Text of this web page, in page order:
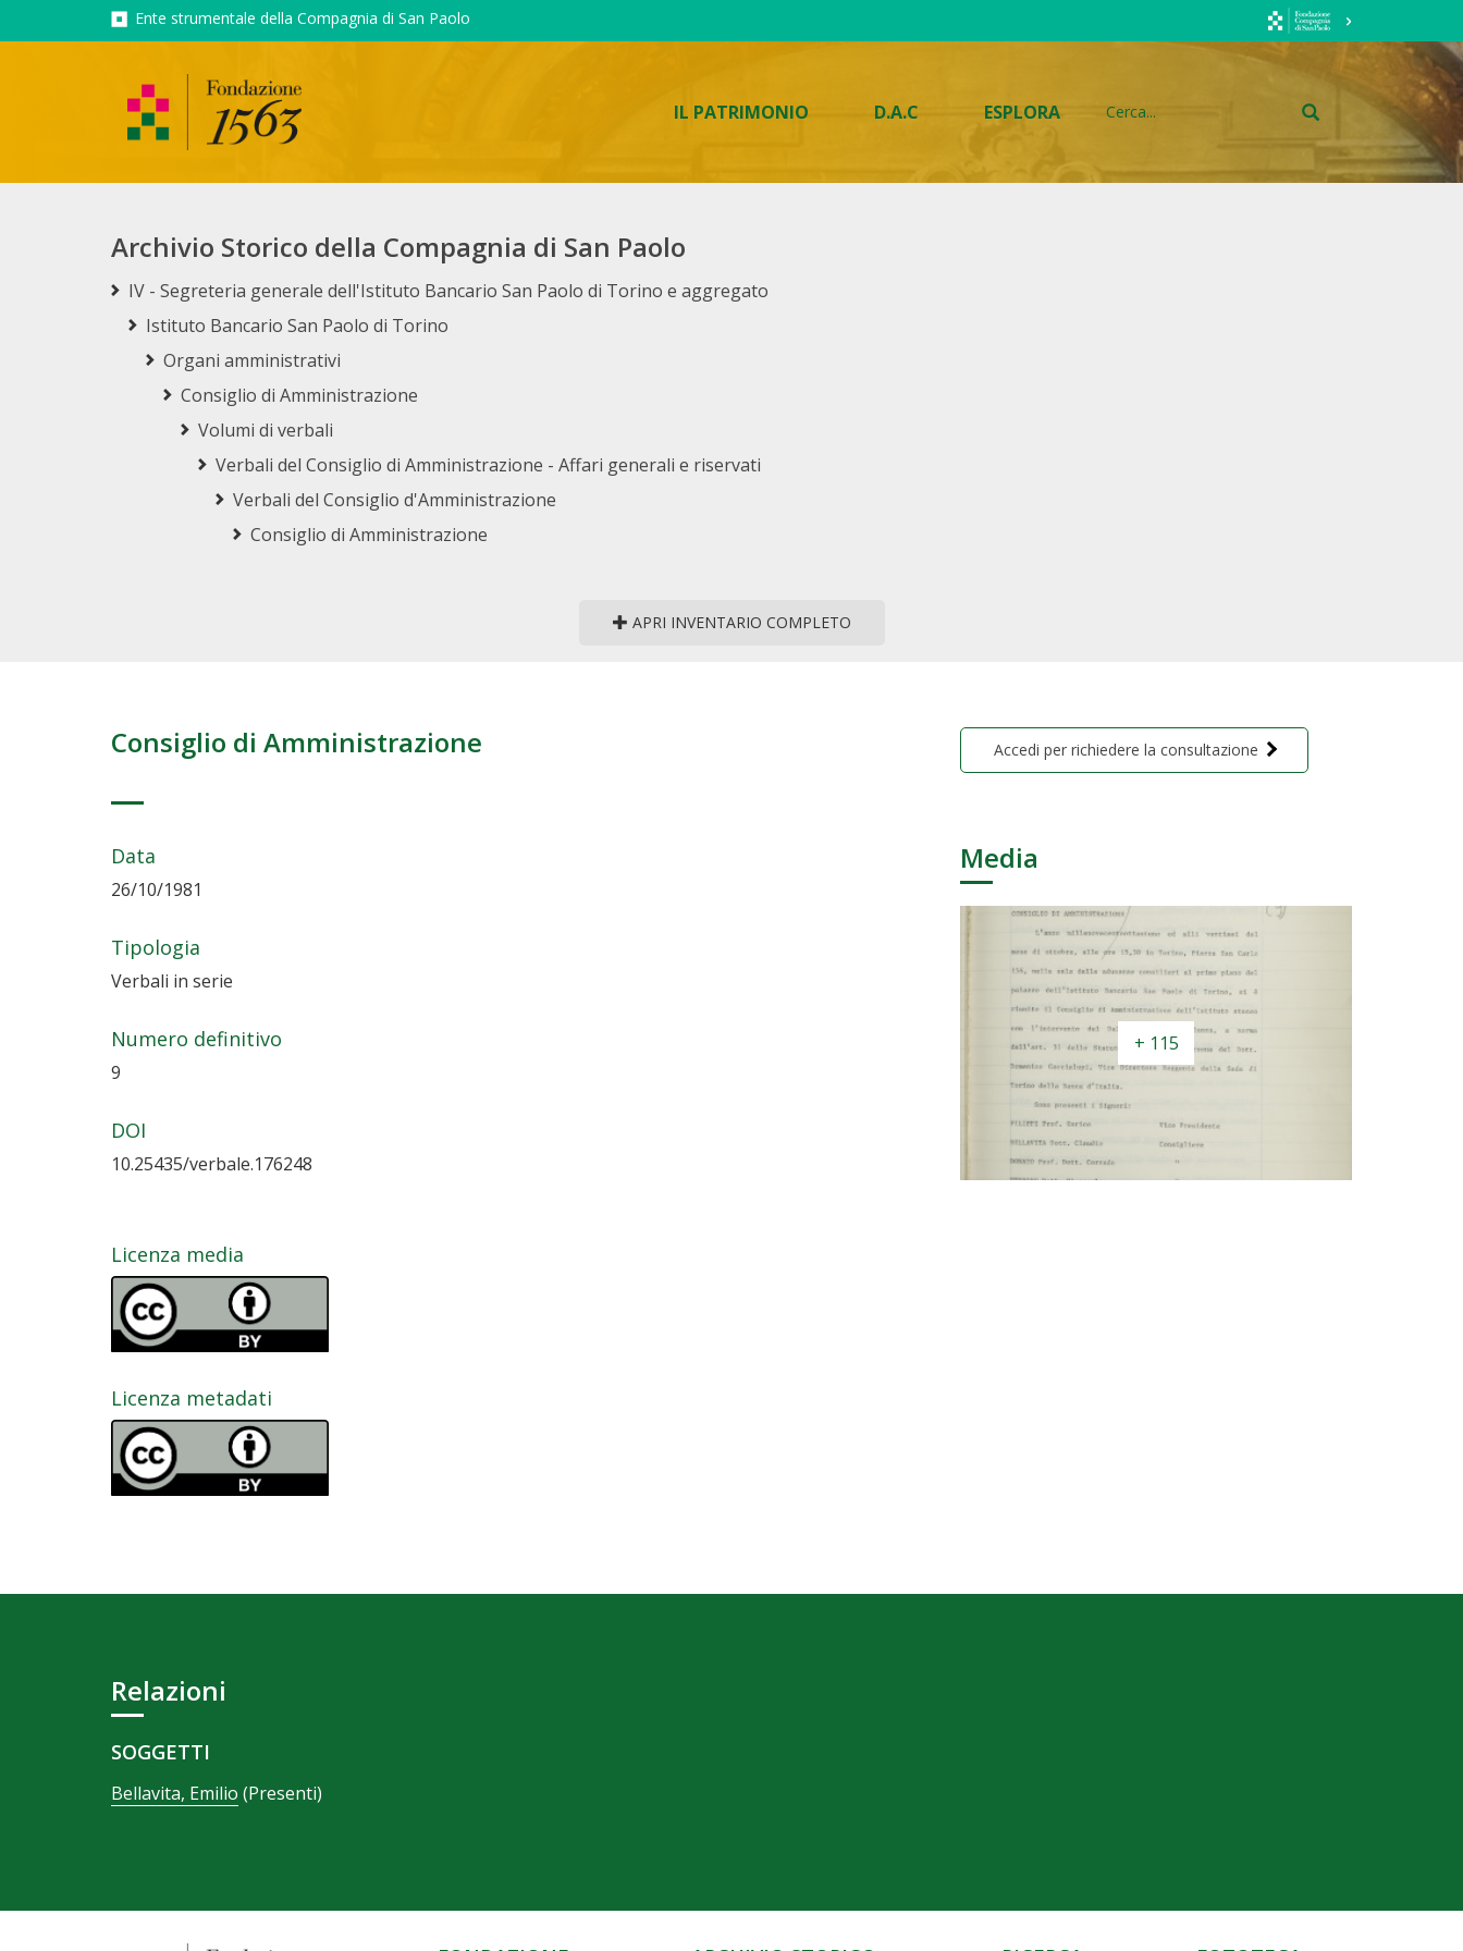
Ente strumentale della Compagnia di San Paolo
IL PATRIMONIO D.A.C ESPLORA
Archivio Storico della Compagnia di San Paolo
IV - Segreteria generale dell'Istituto Bancario San Paolo di Torino e aggregato
Istituto Bancario San Paolo di Torino
Organi amministrativi
Consiglio di Amministrazione
Volumi di verbali
Verbali del Consiglio di Amministrazione - Affari generali e riservati
Verbali del Consiglio d'Amministrazione
Consiglio di Amministrazione
APRI INVENTARIO COMPLETO
Consiglio di Amministrazione Accedi per richiedere la consultazione
Media
+ 115
Data
26/10/1981
Tipologia
Verbali in serie
Numero definitivo
9
DOI
10.25435/verbale.176248
Licenza media
Licenza metadati
Relazioni
SOGGETTI
Bellavita, Emilio (Presenti)